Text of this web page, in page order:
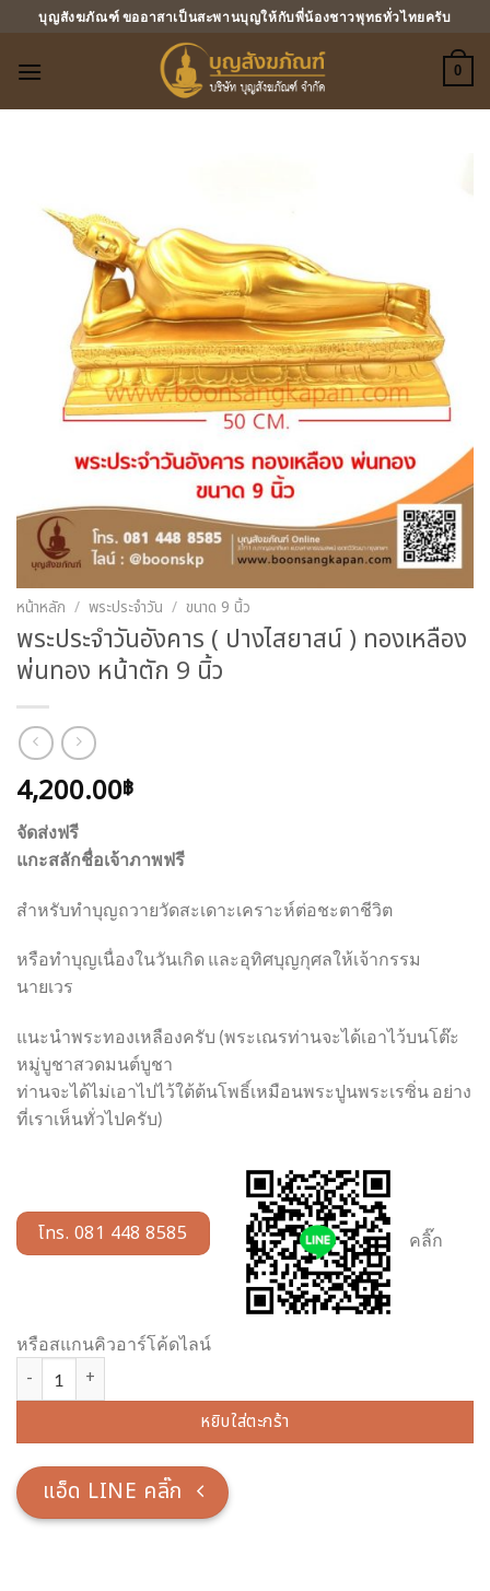
บุญสังฆภัณฑ์ ขออาสาเป็นสะพานบุญให้กับพี่น้องชาวพุทธทั่วไทยครับ
0
หน้าหลัก / พระประจำวัน / ขนาด 9 นิ้ว
พระประจำวันอังคาร ( ปางไสยาสน์ ) ทองเหลือง
พ่นทอง หน้าตัก 9 นิ้ว
4,200.00฿
จัดส่งฟรี
แกะสลักชื่อเจ้าภาพฟรี
สำหรับทำบุญถวายวัดสะเดาะเคราะห์ต่อชะตาชีวิต
หรือทำบุญเนื่องในวันเกิด และอุทิศบุญกุศลให้เจ้ากรรม
นายเวร
แนะนำพระทองเหลืองครับ (พระเณรท่านจะได้เอาไว้บนโต๊ะ
หมู่บูชาสวดมนต์บูชา
ท่านจะได้ไม่เอาไปไว้ใต้ต้นโพธิ์เหมือนพระปูนพระเรซิ่น อย่าง
ที่เราเห็นทั่วไปครับ)
โทร. 081 448 8585 คลิ๊ก
หรือสแกนคิวอาร์โค้ดไลน์
จำนวน พระประจำวันอังคาร ( ปางไสยาสน์ ) ทองเหลือง พ่นทอง หน้าตัก
หยิบใส่ตะกร้า
แอ็ด LINE คลิ๊ก